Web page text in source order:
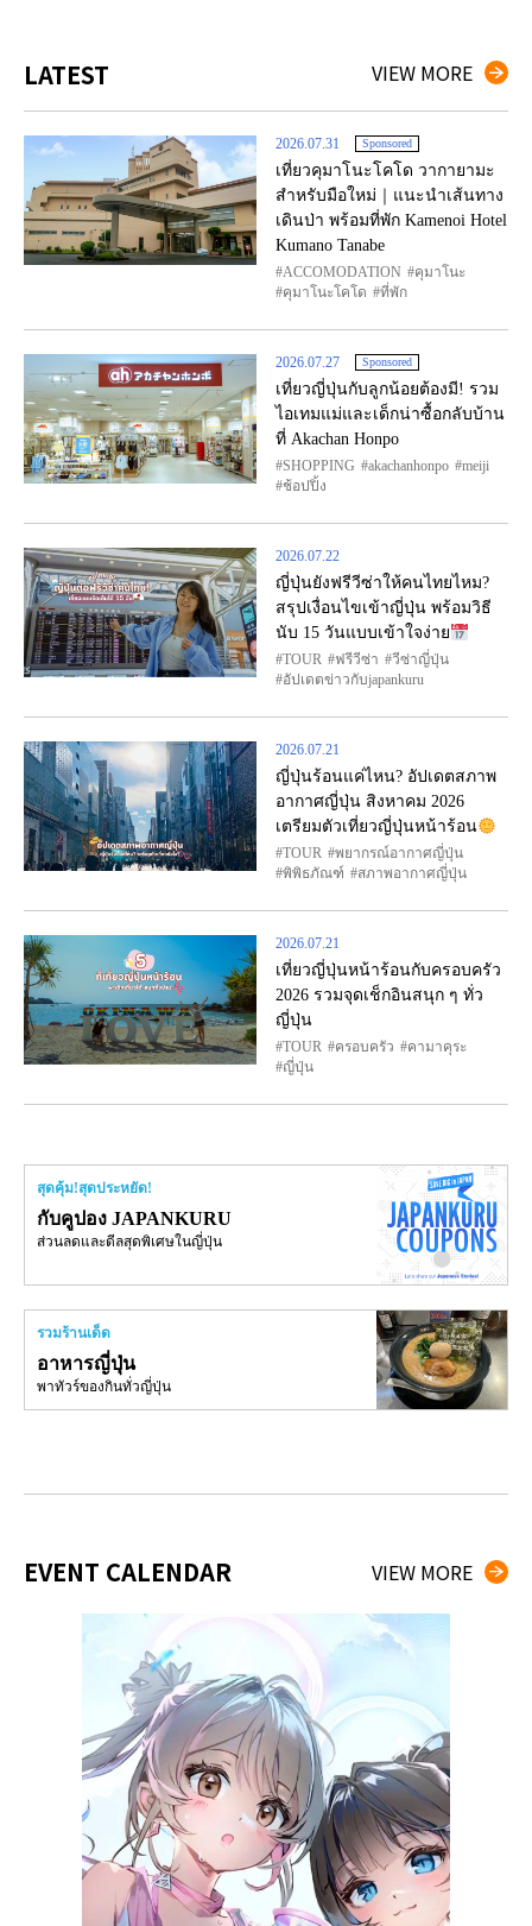
LATEST VIEW MORE
2026.07.31 Sponsored
เที่ยวคุมาโนะโคโด วากายามะ
สำหรับมือใหม่｜แนะนำเส้นทาง
เดินป่า พร้อมที่พัก Kamenoi Hotel
Kumano Tanabe
ACCOMODATION
คุมาโนะ
คุมาโนะโคโด
ที่พัก
2026.07.27 Sponsored
เที่ยวญี่ปุ่นกับลูกน้อยต้องมี! รวม
ไอเทมแม่และเด็กน่าซื้อกลับบ้าน
ที่ Akachan Honpo
SHOPPING akachanhonpo
meiji
ช้อปปิ้ง
2026.07.22
ญี่ปุ่นยังฟรีวีซ่าให้คนไทยไหม?
สรุปเงื่อนไขเข้าญี่ปุ่น พร้อมวิธี
นับ 15 วันแบบเข้าใจง่าย
TOUR ฟรีวีซ่า
วีซ่าญี่ปุ่น
อัปเดตข่าวกับjapankuru
2026.07.21
ญี่ปุ่นร้อนแค่ไหน? อัปเดตสภาพ
อากาศญี่ปุ่น สิงหาคม 2026
เตรียมตัวเที่ยวญี่ปุ่นหน้าร้อน
TOUR
พยากรณ์อากาศญี่ปุ่น
พิพิธภัณฑ์
สภาพอากาศญี่ปุ่น
2026.07.21
เที่ยวญี่ปุ่นหน้าร้อนกับครอบครัว
2026 รวมจุดเช็กอินสนุก ๆ ทั่ว
ญี่ปุ่น
TOUR ครอบครัว
คามาคุระ
ญี่ปุ่น
สุดคุ้ม!สุดประหยัด!
กับคูปอง JAPANKURU
ส่วนลดและดีลสุดพิเศษในญี่ปุ่น
รวมร้านเด็ด
อาหารญี่ปุ่น
พาทัวร์ของกินทั่วญี่ปุ่น
EVENT CALENDAR VIEW MORE